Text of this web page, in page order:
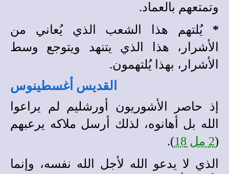
وتمتعهم بالعماد.
*يُلتهم هذا الشعب الذي يُعاني من
الأشرار، هذا الذي يتنهد ويتوجع وسط
الأشرار، بهذا يُلتهمون.
القديس أغسطينوس
إذ حاصر الأشوريون أورشليم لم يراعوا
الله بل أهانوه، لذلك أرسل ملاكه يرعبهم
(2 مل 18
).
الذي لا يدعو الله لأجل الله نفسه، وإنما